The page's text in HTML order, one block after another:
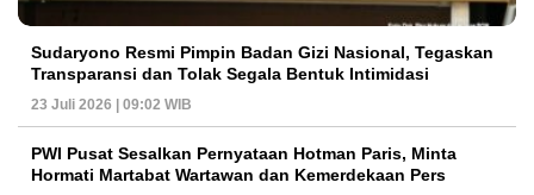
Sudaryono Resmi Pimpin Badan Gizi Nasional, Tegaskan
Transparansi dan Tolak Segala Bentuk Intimidasi
23 Juli 2026 | 09:02 WIB
PWI Pusat Sesalkan Pernyataan Hotman Paris, Minta
Hormati Martabat Wartawan dan Kemerdekaan Pers